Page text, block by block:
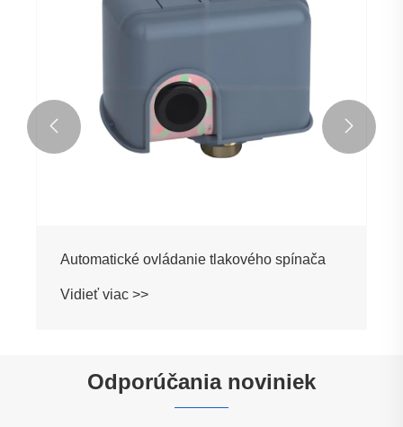
Automatické ovládanie tlakového spínača
Vidieť viac >>
 
Odporúčania noviniek